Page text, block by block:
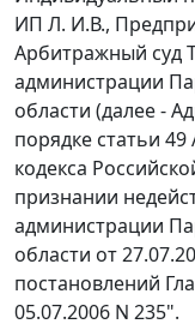
ИП Л. И.В.,
Арбитражный суд
администрации
области (далее -
порядке статьи 49
кодекса
признании
администрации
области от
постановлений
05.07.2006 N 235".